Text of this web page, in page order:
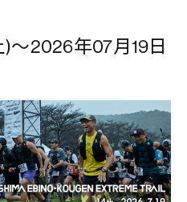
～2026年07月19日